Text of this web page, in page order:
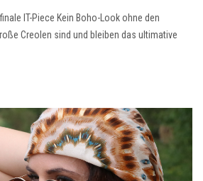
IT-Piece Kein Boho-Look ohne den
Creolen sind und bleiben das ultimative